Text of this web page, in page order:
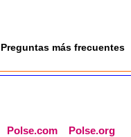
Preguntas más frecuentes
Polse.com Polse.org